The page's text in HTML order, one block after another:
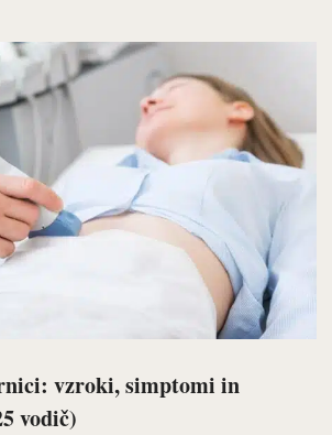
vzroki, simptomi in
vodič)